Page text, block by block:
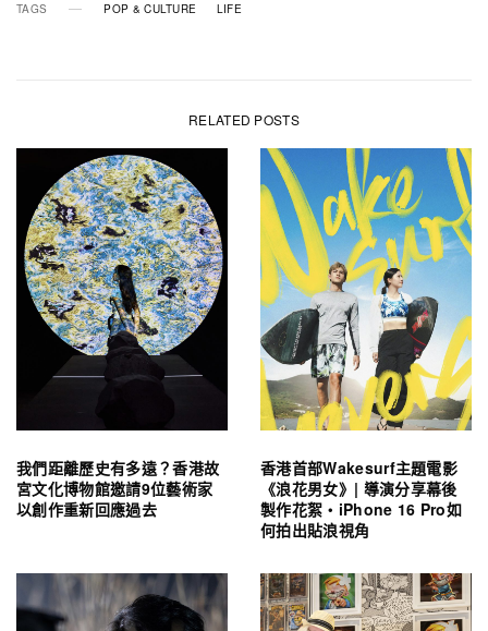
TAGS POP & CULTURE LIFE
RELATED POSTS
我們距離歷史有多遠？香港故
宮文化博物館邀請9位藝術家
以創作重新回應過去
香港首部Wakesurf主題電影
《浪花男女》| 導演分享幕後
製作花絮・iPhone 16 Pro如
何拍出貼浪視角